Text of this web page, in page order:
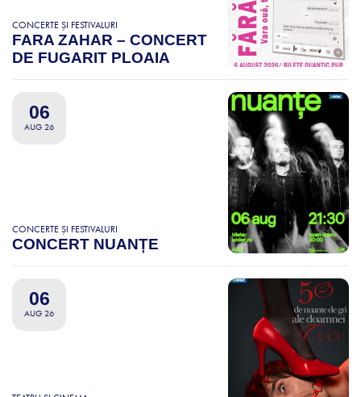
CONCERTE ȘI FESTIVALURI
FARA ZAHAR – CONCERT
DE FUGARIT PLOAIA
06
AUG 26
CONCERTE ȘI FESTIVALURI
CONCERT NUANȚE
06
AUG 26